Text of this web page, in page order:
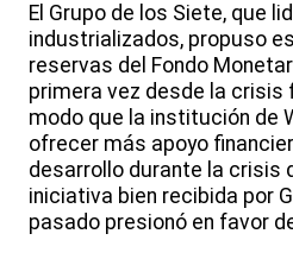
El Grupo de los Siete, que
industrializados, propuso
reservas del Fondo
primera vez desde la crisis
modo que la institución de
ofrecer más apoyo
desarrollo durante la crisis
iniciativa bien recibida por
pasado presionó en favor